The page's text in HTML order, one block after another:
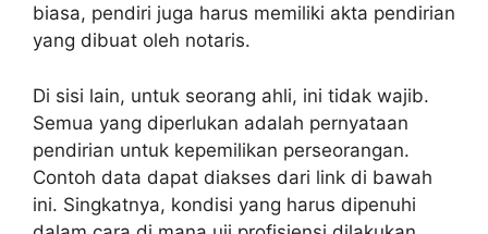
biasa, pendiri juga harus memiliki akta pendirian
yang dibuat oleh notaris.
Di sisi lain, untuk seorang ahli, ini tidak wajib.
Semua yang diperlukan adalah pernyataan
pendirian untuk kepemilikan perseorangan.
Contoh data dapat diakses dari link di bawah
ini. Singkatnya, kondisi yang harus dipenuhi